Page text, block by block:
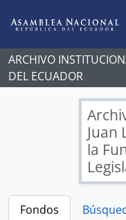
ARCHIVO
DEL ECUADOR
Juan
la
Fondos